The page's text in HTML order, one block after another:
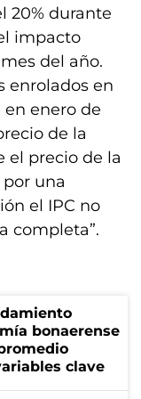
20% durante
impacto
del año.
enrolados en
en enero de
de la
el precio de la
una
el IPC no
completa”.
bonaerense
clave